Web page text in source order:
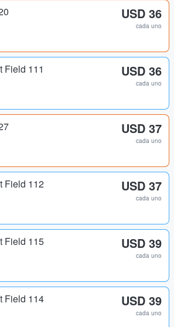
USD 36
cada uno
Field 111 USD 36
cada uno
USD 37
cada uno
Field 112 USD 37
cada uno
Field 115 USD 39
cada uno
Field 114 USD 39
cada uno